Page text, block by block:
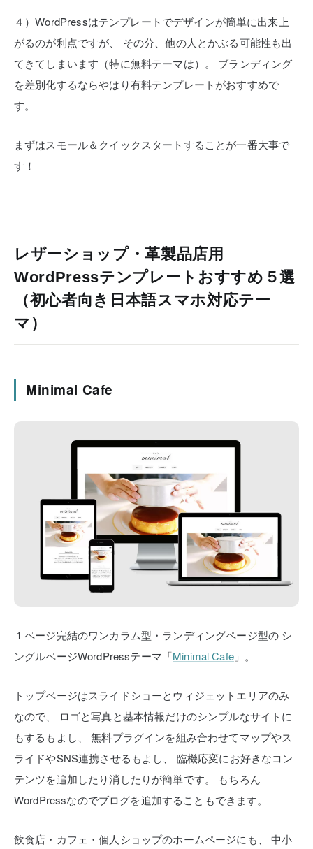
４）WordPressはテンプレートでデザインが簡単に出来上
がるのが利点ですが、
その分、他の人とかぶる可能性も出
てきてしまいます（特に無料テーマは）。
ブランディング
を差別化するならやはり有料テンプレートがおすすめで
す。
まずはスモール＆クイックスタートすることが一番大事で
す！
レザーショップ・革製品店用
WordPressテンプレートおすすめ５選
（初心者向き日本語スマホ対応テー
マ）
Minimal Cafe
１ページ完結のワンカラム型・ランディングページ型の シ
ングルページWordPressテーマ「Minimal Cafe」。
トップページはスライドショーとウィジェットエリアのみ
なので、
ロゴと写真と基本情報だけのシンプルなサイトに
もするもよし、
無料プラグインを組み合わせてマップやス
ライドやSNS連携させるもよし、
臨機応変にお好きなコン
テンツを追加したり消したりが簡単です。
もちろん
WordPressなのでブログを追加することもできます。
飲食店・カフェ・個人ショップのホームページにも、 中小